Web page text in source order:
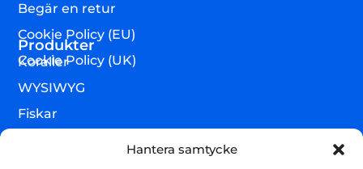
Hantera samtycke
Begär en retur
Cookie Policy (EU)
Cookie Policy (UK)
Produkter
Koraller
WYSIWYG
Fiskar